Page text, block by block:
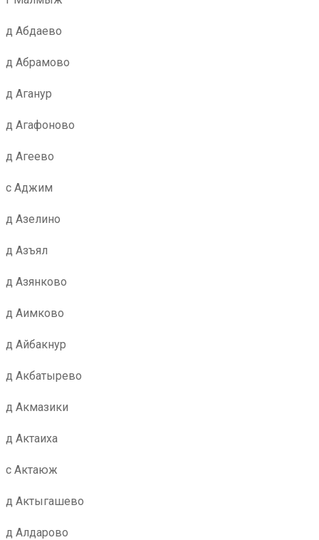
д Абдаево
д Абрамово
д Аганур
д Агафоново
д Агеево
с Аджим
д Азелино
д Азъял
д Азянково
д Аимково
д Айбакнур
д Акбатырево
д Акмазики
д Актаиха
с Актаюж
д Актыгашево
д Алдарово